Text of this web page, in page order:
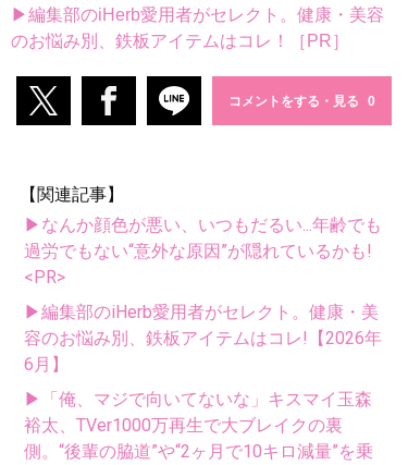
▶編集部のiHerb愛用者がセレクト。健康・美容
のお悩み別、鉄板アイテムはコレ！［PR］
コメントをする・見る
【関連記事】
▶なんか顔色が悪い、いつもだるい...年齢でも
過労でもない“意外な原因”が隠れているかも!
<PR>
▶編集部のiHerb愛用者がセレクト。健康・美
容のお悩み別、鉄板アイテムはコレ!【2026年
6月】
▶「俺、マジで向いてないな」キスマイ玉森
裕太、TVer1000万再生で大ブレイクの裏
側。“後輩の脇道”や“2ヶ月で10キロ減量”を乗